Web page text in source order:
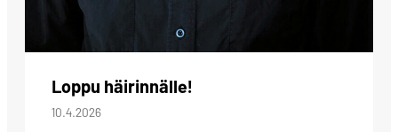
Loppu häirinnälle!
10.4.2026